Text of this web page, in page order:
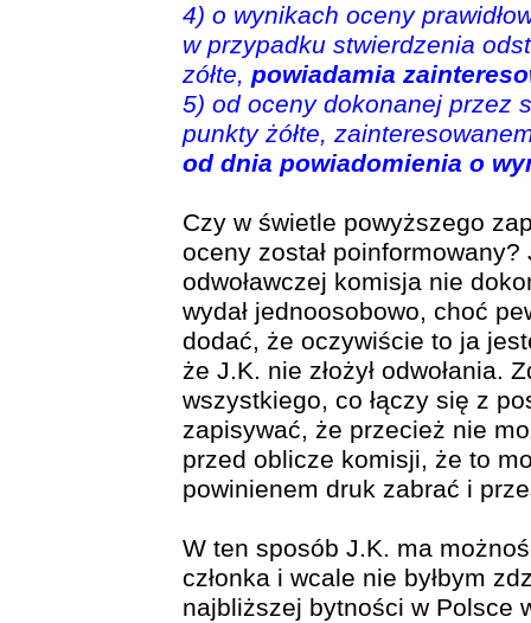
4) o wynikach oceny
w przypadku stwierdzenia
zółte, powiadamia
5) od oceny dokonanej przez
punkty żółte,
od dnia powiadomienia o
Czy w świetle powyższego
oceny został
odwoławczej komisja nie
wydał jednoosobowo, choć
dodać, że oczywiście to ja
że J.K. nie złożył
wszystkiego, co łączy się z
zapisywać, że przecież nie
przed oblicze komisji, że to
powinienem druk zabrać i
W ten sposób J.K. ma
członka i wcale nie byłbym
najbliższej bytności w Polsce